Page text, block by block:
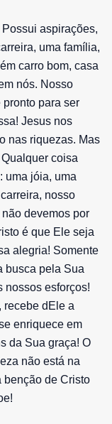
aspirações,
uma família,
carro bom, casa
nós. Nosso
pronto para ser
Jesus nos
nas riquezas. Mas
coisa
uma jóia, uma
nosso
devemos por
é que Ele seja
alegria! Somente
busca pela Sua
nossos esforços!
recebe dEle a
enriquece em
da Sua graça! O
não está na
benção de Cristo